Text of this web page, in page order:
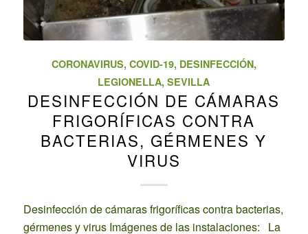
CORONAVIRUS, COVID-19, DESINFECCIÓN,
LEGIONELLA,SEVILLA
DESINFECCIÓN DE CÁMARAS
FRIGORÍFICAS CONTRA
BACTERIAS, GÉRMENES Y
VIRUS
Desinfección de cámaras frigoríficas contra bacterias,
gérmenes y virus Imágenes de las instalaciones: La